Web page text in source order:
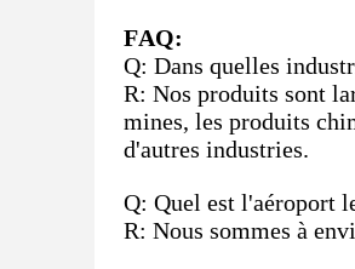
FAQ:
Q: Dans quelles
R: Nos produits sont
mines, les produits
d'autres industries.
Q: Quel est l'aéroport
R: Nous sommes à